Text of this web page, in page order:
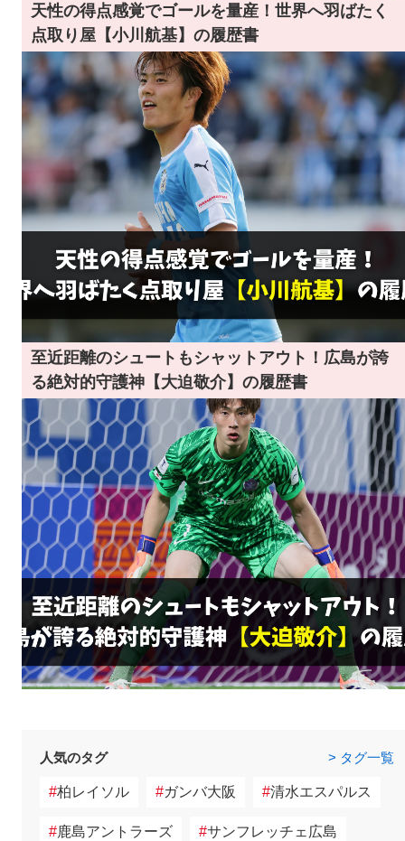
天性の得点感覚でゴールを量産！世界へ羽ばたく
点取り屋【小川航基】の履歴書
至近距離のシュートもシャットアウト！広島が誇
る絶対的守護神【大迫敬介】の履歴書
人気のタグ > タグ一覧
#柏レイソル #ガンバ大阪 #清水エスパルス
#鹿島アントラーズ #サンフレッチェ広島